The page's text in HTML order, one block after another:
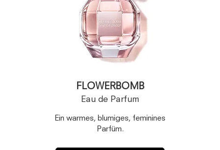
FLOWERBOMB
Eau de Parfum
Ein warmes, blumiges, feminines
Parfüm.